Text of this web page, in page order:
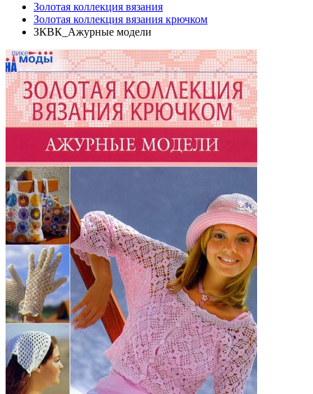
Золотая коллекция вязания
Золотая коллекция вязания крючком
ЗКВК_Ажурные модели